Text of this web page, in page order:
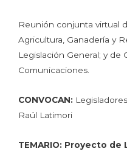
Reunión conjunta virtual
Agricultura, Ganadería y
Legislación General; y de
Comunicaciones.
CONVOCAN:
Raúl Latimori
TEMARIO: Proyecto de